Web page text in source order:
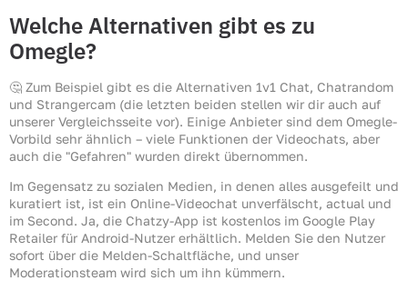
Welche Alternativen gibt es zu
Omegle?
🤔 Zum Beispiel gibt es die Alternativen 1v1 Chat, Chatrandom
und Strangercam (die letzten beiden stellen wir dir auch auf
unserer Vergleichsseite vor). Einige Anbieter sind dem Omegle-
Vorbild sehr ähnlich – viele Funktionen der Videochats, aber
auch die "Gefahren" wurden direkt übernommen.
Im Gegensatz zu sozialen Medien, in denen alles ausgefeilt und
kuratiert ist, ist ein Online-Videochat unverfälscht, actual und
im Second. Ja, die Chatzy-App ist kostenlos im Google Play
Retailer für Android-Nutzer erhältlich. Melden Sie den Nutzer
sofort über die Melden-Schaltfläche, und unser
Moderationsteam wird sich um ihn kümmern.